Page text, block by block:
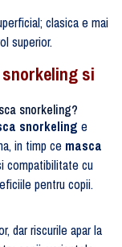
clasica e mai
superior.
si
snorkeling?
snorkeling e
in timp ce masca
compatibilitate cu
pentru copii.
dar riscurile apar la